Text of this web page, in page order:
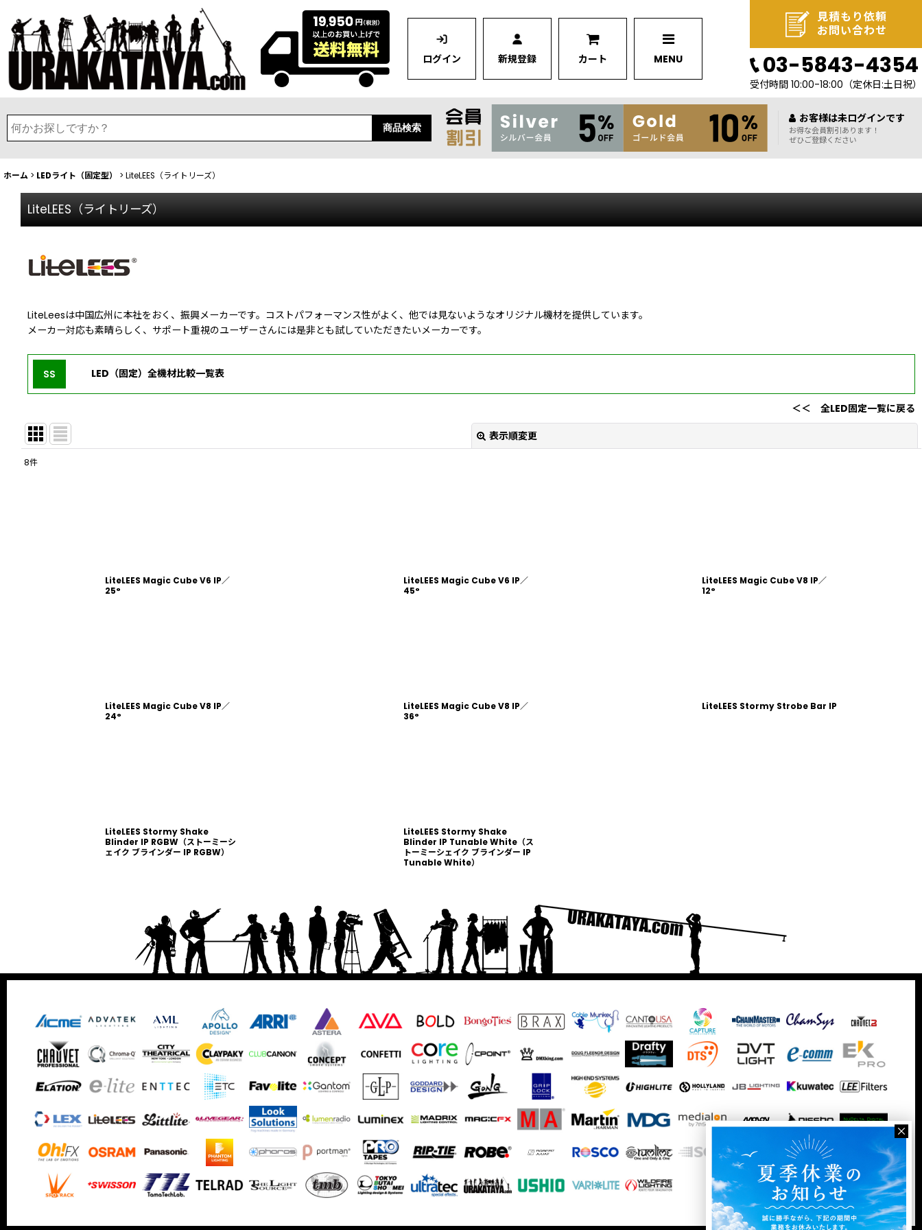
ログイン 新規登録 カート MENU
見積もり依頼
お問い合わせ
03-5843-4354
受付時間 10:00-18:00 （定休日:土日祝）
商品検索
お客様は未ログインです
お得な会員割引あります！
ぜひご登録ください
ホーム > LEDライト（固定型） > LiteLEES（ライトリーズ）
LiteLEES（ライトリーズ）
LiteLeesは中国広州に本社をおく、振興メーカーです。コストパフォーマンス性がよく、他では見ないようなオリジナル機材を提供しています。
メーカー対応も素晴らしく、サポート重視のユーザーさんには是非とも試していただきたいメーカーです。
SS LED（固定）全機材比較一覧表
＜＜ 全LED固定一覧に戻る
表示順変更
8件
LiteLEES Magic Cube V6 IP／
25°
LiteLEES Magic Cube V6 IP／
45°
LiteLEES Magic Cube V8 IP／
12°
LiteLEES Magic Cube V8 IP／
24°
LiteLEES Magic Cube V8 IP／
36°
LiteLEES Stormy Strobe Bar IP
LiteLEES Stormy Shake
Blinder IP RGBW（ストーミーシ
ェイク ブラインダー IP RGBW）
LiteLEES Stormy Shake
Blinder IP Tunable White（ス
トーミーシェイク ブラインダー IP
Tunable White）